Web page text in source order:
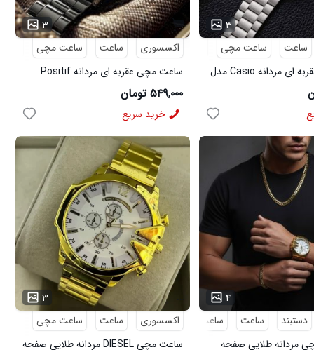
۳
ساعت ساعت مچی
عقربه ای
ساعت مچی عقربه ای مردانه Casio مدل
۳
اکسسوری
ساعت ساعت مچی
ساعت مچی عقربه ای مردانه Positif
مدل 50226
۵۴۹,۰۰۰ تومان
خرید سریع
۴
دستبند ساعت ساعت مچی
گردنبند
مردانه طلایی صفحه
۳
اکسسوری
ساعت
ساعت مچی
ساعت مچی DIESEL مردانه طلایی صفحه